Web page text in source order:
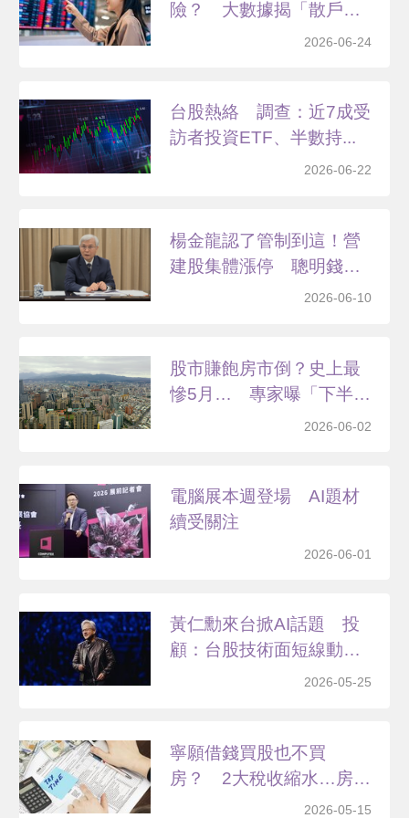
險？ 大數據揭「散戶搬
2026-06-24
台股熱絡 調查：近7成受
訪者投資ETF、半數持...
2026-06-22
楊金龍認了管制到這！營
建股集體漲停 聰明錢改
2026-06-10
股市賺飽房市倒？史上最
慘5月… 專家曝「下半
2026-06-02
電腦展本週登場 AI題材
續受關注
2026-06-01
黃仁勳來台掀AI話題 投
顧：台股技術面短線動
2026-05-25
寧願借錢買股也不買
房？ 2大稅收縮水…房市
2026-05-15